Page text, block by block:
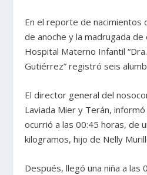
En el reporte de nacimientos
de anoche y la madrugada
Hospital Materno Infantil
Gutiérrez” registró seis
El director general del
Laviada Mier y Terán,
ocurrió a las 00:45 horas, de
kilogramos, hijo de Nelly
Después, llegó una niña a las